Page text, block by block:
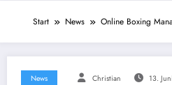
Start News Online Boxing
News Christian 13.